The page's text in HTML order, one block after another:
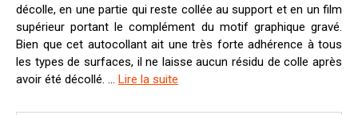
décolle, en une partie qui reste collée au support et en un film
supérieur portant le complément du motif graphique gravé.
Bien que cet autocollant ait une très forte adhérence à tous
les types de surfaces, il ne laisse aucun résidu de colle après
avoir été décollé. ... Lire la suite